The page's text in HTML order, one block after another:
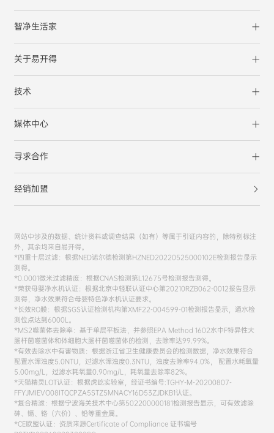
智净生活家
关于易开得
技术
媒体中心
寻求合作
经销加盟
网站中涉及的数据、统计资料或调查结果（如有）等属于引证内容的，除特别标注
外，其余均来自易开得。
*四重十层过滤：根据NED诺尔德检测第HZNED20220525000102E检测报告显示
测得。
*0.0001微米过滤精度：根据CNAS检测第L12675号检测报告测得。
*荣获母婴净水机认证：根据北京中轻联认证中心第20210RZB062-0012报告显示
测得，净水效果符合母婴特色净水机认证要求。
*长效RO膜：根据SGS认证检测机构第XMF22-004599-01检测报告显示，通水检
测位点达到6000L。
*MS2噬菌体去除率：基于单层平板法，并参照EPA Method 1602水中F特异性大
肠杆菌噬菌体和体细胞大肠杆菌噬菌体的检测，去除率达99.99%。
*有效去除水中有害物质：根据浙江省卫生健康委员会的检测数据，净水效果符合
配置水浑浊度5.0NTU，过滤水浑浊度0.3NTU，浊度去除率94.0%， 配置水耗氧量
5.00mg/L，过滤水耗氧量0.90mg/L，耗氧量去除率82%。
*天猫精灵LOT认证：根据虎屹实验室，经证书编号:TGHY-M-20200807-
FFYJMIEVO08ITQCPZA5STZ5MNACY16D53ZJDKB1认证。
*复合精滤：根据宁波海关技术中心第502200000181检测报告显示，可有效滤除
砷、镉、铬（六价）、铅等重金属。
*CE欧盟认证：资质来源Certificate of Compliance 证书编号